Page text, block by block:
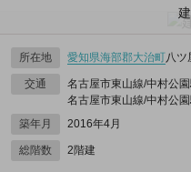
所在地 愛知県海部郡大治町八ツ
交通
名古屋市東山線/中村公
名古屋市東山線/中村公
築年月
2016年4月
総階数 2階建